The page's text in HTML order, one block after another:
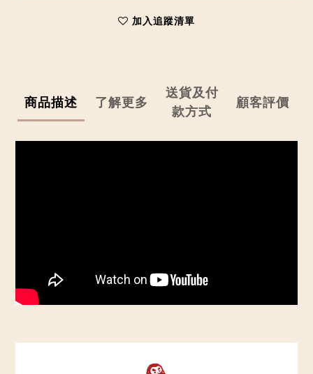
加入追蹤清單
商品描述 了解更多
送貨及付
款方式
顧客評價